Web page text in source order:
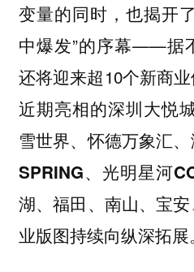
变量的同时，也揭开
中爆发”的序幕——据
还将迎来超10个新商
近期亮相的深圳大悦
雪世界、怀德万象汇
SPRING、光明星河
湖、福田、南山、宝
业版图持续向纵深拓展。